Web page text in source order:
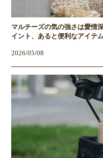
マルチーズの気の強さは愛情
イント、あると便利なアイテ
2026/05/08